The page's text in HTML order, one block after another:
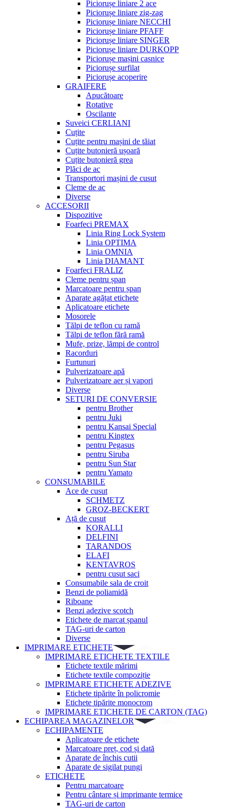
Piciorușe liniare 2 ace
Piciorușe liniare zig-zag
Piciorușe liniare NECCHI
Piciorușe liniare PFAFF
Piciorușe liniare SINGER
Piciorușe liniare DURKOPP
Piciorușe mașini casnice
Piciorușe surfilat
Piciorușe acoperire
GRAIFERE
Apucătoare
Rotative
Oscilante
Suveici CERLIANI
Cuțite
Cuțite pentru mașini de tăiat
Cuțite butonieră ușoară
Cuțite butonieră grea
Plăci de ac
Transportori mașini de cusut
Cleme de ac
Diverse
ACCESORII
Dispozitive
Foarfeci PREMAX
Linia Ring Lock System
Linia OPTIMA
Linia OMNIA
Linia DIAMANT
Foarfeci FRALIZ
Cleme pentru șpan
Marcatoare pentru șpan
Aparate agățat etichete
Aplicatoare etichete
Mosorele
Tălpi de teflon cu ramă
Tălpi de teflon fără ramă
Mufe, prize, lămpi de control
Racorduri
Furtunuri
Pulverizatoare apă
Pulverizatoare aer și vapori
Diverse
SETURI DE CONVERSIE
pentru Brother
pentru Juki
pentru Kansai Special
pentru Kingtex
pentru Pegasus
pentru Siruba
pentru Sun Star
pentru Yamato
CONSUMABILE
Ace de cusut
SCHMETZ
GROZ-BECKERT
Ață de cusut
KORALLI
DELFINI
TARANDOS
ELAFI
KENTAVROS
pentru cusut saci
Consumabile sala de croit
Benzi de poliamidă
Riboane
Benzi adezive scotch
Etichete de marcat șpanul
TAG-uri de carton
Diverse
IMPRIMARE ETICHETE
IMPRIMARE ETICHETE TEXTILE
Etichete textile mărimi
Etichete textile compoziție
IMPRIMARE ETICHETE ADEZIVE
Etichete tipărite în policromie
Etichete tipărite monocrom
IMPRIMARE ETICHETE DE CARTON (TAG)
ECHIPAREA MAGAZINELOR
ECHIPAMENTE
Aplicatoare de etichete
Marcatoare preț, cod și dată
Aparate de închis cutii
Aparate de sigilat pungi
ETICHETE
Pentru marcatoare
Pentru cântare și imprimante termice
TAG-uri de carton